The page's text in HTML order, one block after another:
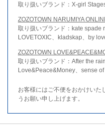
取り扱いブランド：X-girl
ZOZOTOWN NARUMIYA
取り扱いブランド：kate spade
LOVETOXIC、kladskap、by
ZOZOTOWN
取り扱いブランド：After the
Love&Peace&Money、sense
お客様にはご不便をおかけいた
うお願い申し上げます。